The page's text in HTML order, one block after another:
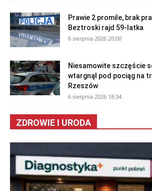
Prawie 2 promile, brak
Beztroski rajd 59-latka
6 sierpnia 2026 20:00
Niesamowite szczęście
wtargnął pod pociąg na
Rzeszów
6 sierpnia 2026 18:34
ZDROWIE I URODA